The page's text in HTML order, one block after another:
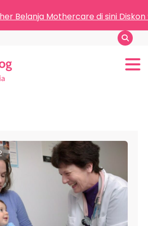
Belanja Mothercare di sini Diskon